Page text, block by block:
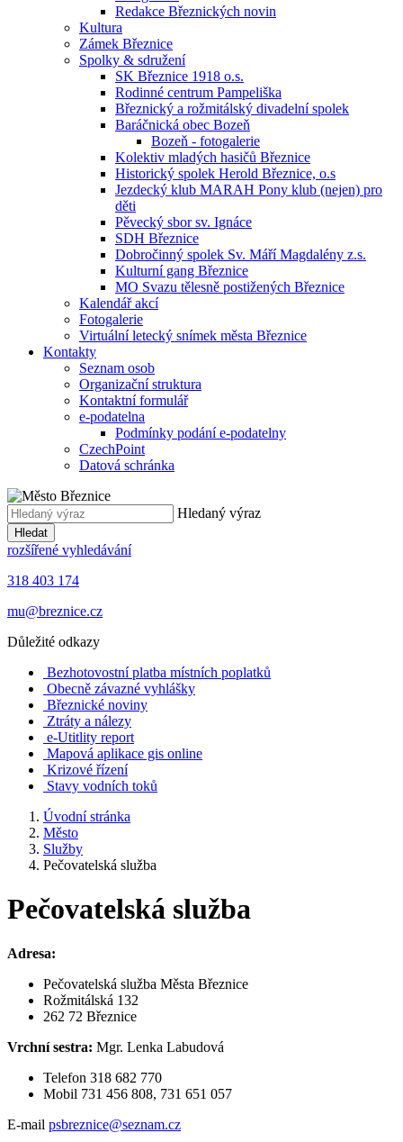
Redakce Březnických novin
Kultura
Zámek Březnice
Spolky & sdružení
SK Březnice 1918 o.s.
Rodinné centrum Pampeliška
Březnický a rožmitálský divadelní spolek
Baráčnická obec Bozeň
Bozeň - fotogalerie
Kolektiv mladých hasičů Březnice
Historický spolek Herold Březnice, o.s
Jezdecký klub MARAH Pony klub (nejen) pro
děti
Pěvecký sbor sv. Ignáce
SDH Březnice
Dobročinný spolek Sv. Máří Magdalény z.s.
Kulturní gang Březnice
MO Svazu tělesně postižených Březnice
Kalendář akcí
Fotogalerie
Virtuální letecký snímek města Březnice
Kontakty
Seznam osob
Organizační struktura
Kontaktní formulář
e-podatelna
Podmínky podání e-podatelny
CzechPoint
Datová schránka
Hledaný výraz
Hledat
rozšířené vyhledávání
318 403 174
mu@breznice.cz
Důležité odkazy
Bezhotovostní platba místních poplatků
Obecně závazné vyhlášky
Březnické noviny
Ztráty a nálezy
e-Utitlity report
Mapová aplikace gis online
Krizové řízení
Stavy vodních toků
Úvodní stránka
Město
Služby
Pečovatelská služba
Pečovatelská služba
Adresa:
Pečovatelská služba Města Březnice
Rožmitálská 132
262 72 Březnice
Vrchní sestra: Mgr. Lenka Labudová
Telefon 318 682 770
Mobil 731 456 808, 731 651 057
E-mail psbreznice@seznam.cz